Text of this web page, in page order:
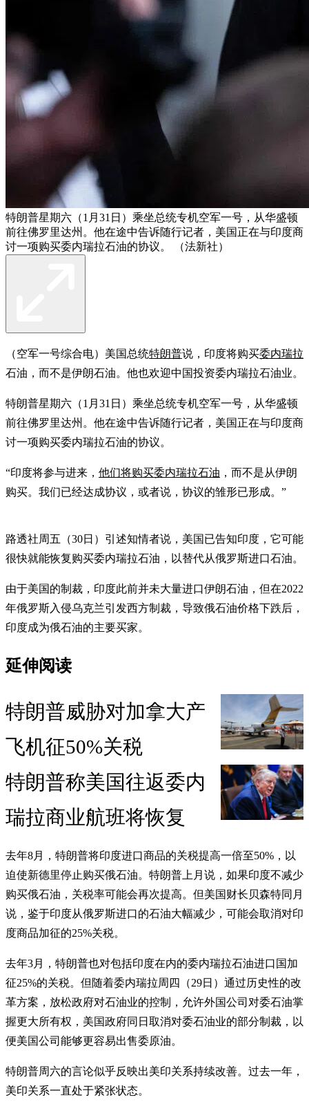
特朗普星期六（1月31日）乘坐总统专机空军一号，从华盛顿
前往佛罗里达州。他在途中告诉随行记者，美国正在与印度商
讨一项购买委内瑞拉石油的协议。 （法新社）
（空军一号综合电）美国总统特朗普说，印度将购买委内瑞拉
石油，而不是伊朗石油。他也欢迎中国投资委内瑞拉石油业。
特朗普星期六（1月31日）乘坐总统专机空军一号，从华盛顿
前往佛罗里达州。他在途中告诉随行记者，美国正在与印度商
讨一项购买委内瑞拉石油的协议。
“印度将参与进来， 他们将购买委内瑞拉石油 ，而不是从伊朗
购买。我们已经达成协议，或者说，协议的雏形已形成。”
路透社周五（30日）引述知情者说，美国已告知印度，它可能
很快就能恢复购买委内瑞拉石油，以替代从俄罗斯进口石油。
由于美国的制裁，印度此前并未大量进口伊朗石油，但在2022
年俄罗斯入侵乌克兰引发西方制裁，导致俄石油价格下跌后，
印度成为俄石油的主要买家。
延伸阅读
特朗普威胁对加拿大产
飞机征50%关税
特朗普称美国往返委内
瑞拉商业航班将恢复
去年8月，特朗普将印度进口商品的关税提高一倍至50%，以
迫使新德里停止购买俄石油。特朗普上月说，如果印度不减少
购买俄石油，关税率可能会再次提高。但美国财长贝森特同月
说，鉴于印度从俄罗斯进口的石油大幅减少，可能会取消对印
度商品加征的25%关税。
去年3月，特朗普也对包括印度在内的委内瑞拉石油进口国加
征25%的关税。但随着委内瑞拉周四（29日）通过历史性的改
革方案，放松政府对石油业的控制，允许外国公司对委石油掌
握更大所有权，美国政府同日取消对委石油业的部分制裁，以
便美国公司能够更容易出售委原油。
特朗普周六的言论似乎反映出美印关系持续改善。过去一年，
美印关系一直处于紧张状态。